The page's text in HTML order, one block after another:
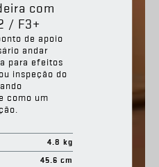
com
/ F3+
de apoio
andar
para efeitos
inspeção do
como um
4.8 kg
45.6 cm